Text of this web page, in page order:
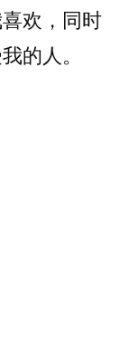
欢，同时
的人。